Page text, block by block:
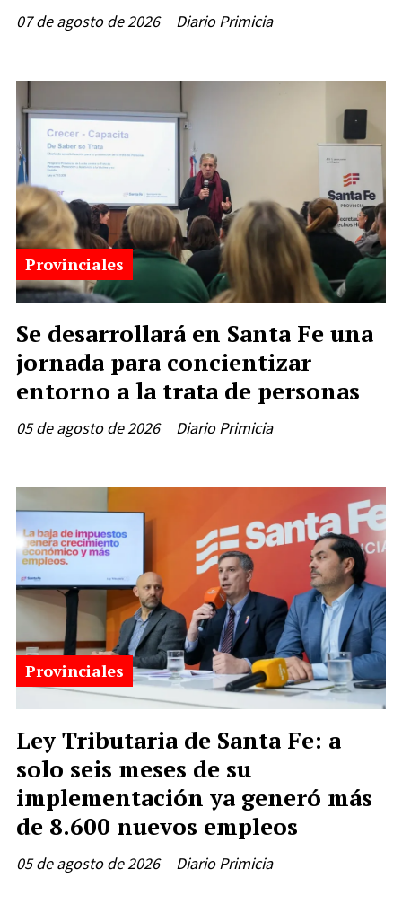
Diario Primicia
07 de agosto de 2026
Se desarrollará en Santa Fe una
jornada para concientizar
entorno a la trata de personas
Diario Primicia
Provinciales
05 de agosto de 2026
Ley Tributaria de Santa Fe: a
solo seis meses de su
implementación ya generó más
de 8.600 nuevos empleos
Diario Primicia
Provinciales
05 de agosto de 2026